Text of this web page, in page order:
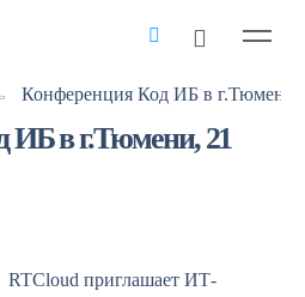
Конференция Код ИБ в г.Тюмени,
ИБ в г.Тюмени, 21
RTCloud приглашает ИТ-